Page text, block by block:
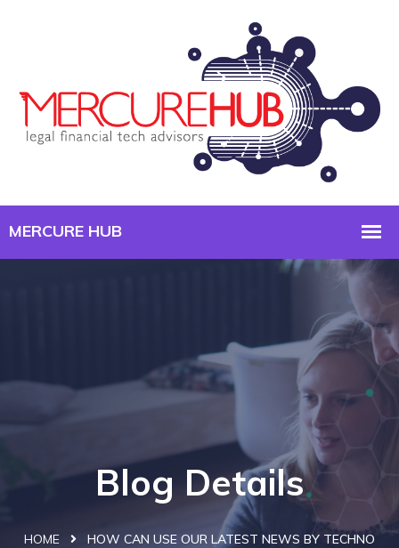
Blog Details
HOME HOW CAN USE OUR LATEST NEWS BY TECHNO